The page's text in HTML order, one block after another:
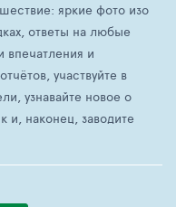
яркие фото изо
ответы на любые
впечатления и
участвуйте в
узнавайте новое о
и, наконец, заводите